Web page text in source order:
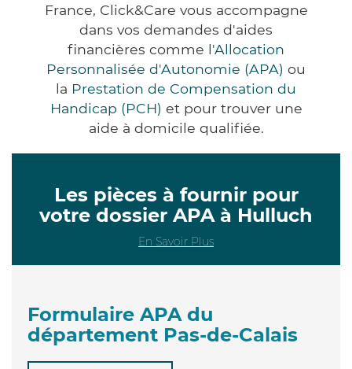
France, Click&Care vous accompagne
dans vos demandes d'aides
financières comme l'Allocation
Personnalisée d'Autonomie (APA) ou
la Prestation de Compensation du
Handicap (PCH) et pour trouver une
aide à domicile qualifiée.
Les pièces à fournir pour
votre dossier APA à Hulluch
En Savoir Plus
Formulaire APA du
département Pas-de-Calais